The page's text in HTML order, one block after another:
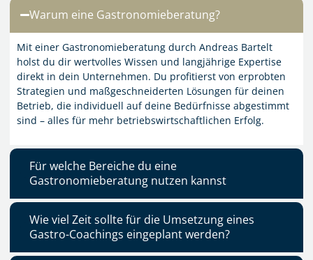
Warum eine Gastronomieberatung?
Mit einer Gastronomieberatung durch Andreas Bartelt
holst du dir wertvolles Wissen und langjährige Expertise
direkt in dein Unternehmen. Du profitierst von erprobten
Strategien und maßgeschneiderten Lösungen für deinen
Betrieb, die individuell auf deine Bedürfnisse abgestimmt
sind – alles für mehr betriebswirtschaftlichen Erfolg.
Für welche Bereiche du eine
Gastronomieberatung nutzen kannst
Wie viel Zeit sollte für die Umsetzung eines
Gastro-Coachings eingeplant werden?